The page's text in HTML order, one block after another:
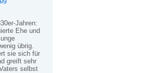
Jahren:
Ehe und
übrig.
sie sich für
greift sehr
selbst